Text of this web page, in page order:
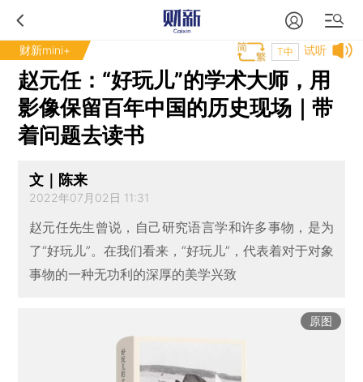
财新mini+ 试听
T中
赵元任：“好玩儿”的学术大师，用
影像保留百年中国的历史现场｜带
着问题去读书
文｜陈来
2022年07月02日 11:31
赵元任先生曾说，自己研究语言学和许多事物，是为
了“好玩儿”。在我们看来，“好玩儿”，代表着对于对象
事物的一种无功利的深厚的美学兴致
原图